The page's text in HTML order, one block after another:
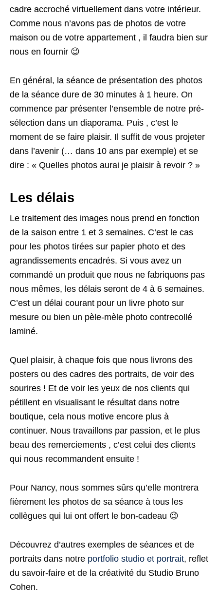
cadre accroché virtuellement dans votre intérieur.
Comme nous n’avons pas de photos de votre
maison ou de votre appartement , il faudra bien sur
nous en fournir 😉
En général, la séance de présentation des photos
de la séance dure de 30 minutes à 1 heure. On
commence par présenter l’ensemble de notre pré-
sélection dans un diaporama. Puis , c’est le
moment de se faire plaisir. Il suffit de vous projeter
dans l’avenir (… dans 10 ans par exemple) et se
dire : « Quelles photos aurai je plaisir à revoir ? »
Les délais
Le traitement des images nous prend en fonction
de la saison entre 1 et 3 semaines. C’est le cas
pour les photos tirées sur papier photo et des
agrandissements encadrés. Si vous avez un
commandé un produit que nous ne fabriquons pas
nous mêmes, les délais seront de 4 à 6 semaines.
C’est un délai courant pour un livre photo sur
mesure ou bien un pèle-mèle photo contrecollé
laminé.
Quel plaisir, à chaque fois que nous livrons des
posters ou des cadres des portraits, de voir des
sourires ! Et de voir les yeux de nos clients qui
pétillent en visualisant le résultat dans notre
boutique, cela nous motive encore plus à
continuer. Nous travaillons par passion, et le plus
beau des remerciements , c’est celui des clients
qui nous recommandent ensuite !
Pour Nancy, nous sommes sûrs qu’elle montrera
fièrement les photos de sa séance à tous les
collègues qui lui ont offert le bon-cadeau 😉
Découvrez d’autres exemples de séances et de
portraits dans notre portfolio studio et portrait, reflet
du savoir-faire et de la créativité du Studio Bruno
Cohen.